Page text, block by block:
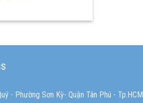
- Phường Sơn Kỳ- Quận Tân Phú - Tp.HCM